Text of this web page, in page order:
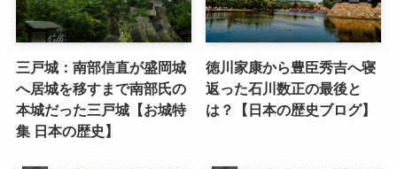
三戸城：南部信直が盛岡城
へ居城を移すまで南部氏の
本城だった三戸城【お城特
集 日本の歴史】
徳川家康から豊臣秀吉へ寝
返った石川数正の最後と
は？【日本の歴史ブログ】